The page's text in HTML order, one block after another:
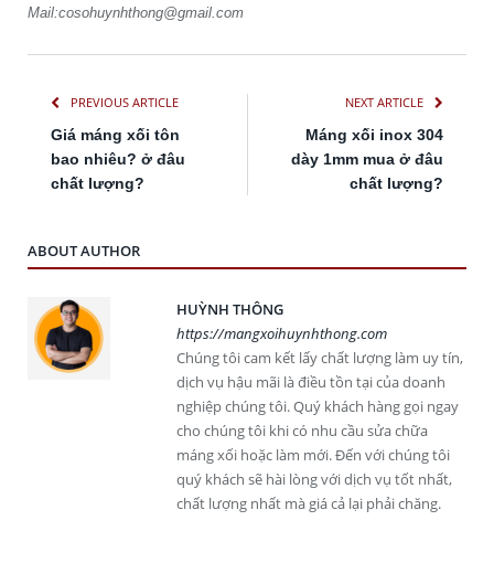
Mail:cosohuynhthong@gmail.com
PREVIOUS ARTICLE
Giá máng xối tôn
bao nhiêu? ở đâu
chất lượng?
NEXT ARTICLE
Máng xối inox 304
dày 1mm mua ở đâu
chất lượng?
ABOUT AUTHOR
HUỲNH THÔNG
https://mangxoihuynhthong.com
Chúng tôi cam kết lấy chất lượng làm uy tín,
dịch vụ hậu mãi là điều tồn tại của doanh
nghiệp chúng tôi. Quý khách hàng gọi ngay
cho chúng tôi khi có nhu cầu sửa chữa
máng xối hoặc làm mới. Đến với chúng tôi
quý khách sẽ hài lòng với dịch vụ tốt nhất,
chất lượng nhất mà giá cả lại phải chăng.